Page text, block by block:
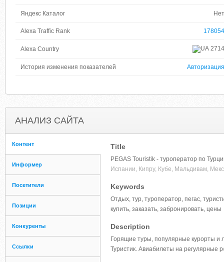
Яндекс Каталог Нет
Alexa Traffic Rank 178054
Alexa Country 2714
История изменения показателей Авторизация
АНАЛИЗ САЙТА
Контент
Информер
Посетители
Позиции
Конкуренты
Ссылки
Title
PEGAS Touristik - туроператор по
Испании, Кипру, Кубе, Мальдивам,
Keywords
Отдых, тур, туроператор, пегас,
купить, заказать, забронировать, цены
Description
Горящие туры, популярные курорты и
Туристик. Авиабилеты на регулярные р